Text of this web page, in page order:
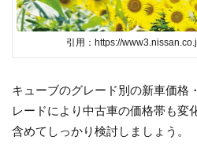
引用：https://
キューブのグレード別の新車価格
レードにより中古車の価格帯も変
含めてしっかり検討しましょう。